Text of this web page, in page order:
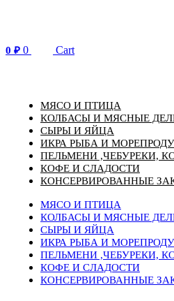
0 ₽ 0 Cart
МЯСО И ПТИЦА
КОЛБАСЫ И МЯСНЫЕ
СЫРЫ И ЯЙЦА
ИКРА РЫБА И
ПЕЛЬМЕНИ ,ЧЕБУРЕКИ,
КОФЕ И СЛАДОСТИ
КОНСЕРВИРОВАННЫЕ
МЯСО И ПТИЦА
КОЛБАСЫ И МЯСНЫЕ
СЫРЫ И ЯЙЦА
ИКРА РЫБА И
ПЕЛЬМЕНИ ,ЧЕБУРЕКИ,
КОФЕ И СЛАДОСТИ
КОНСЕРВИРОВАННЫЕ